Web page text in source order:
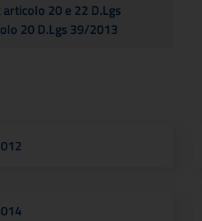
20 e 22 D.Lgs
20 D.Lgs 39/2013